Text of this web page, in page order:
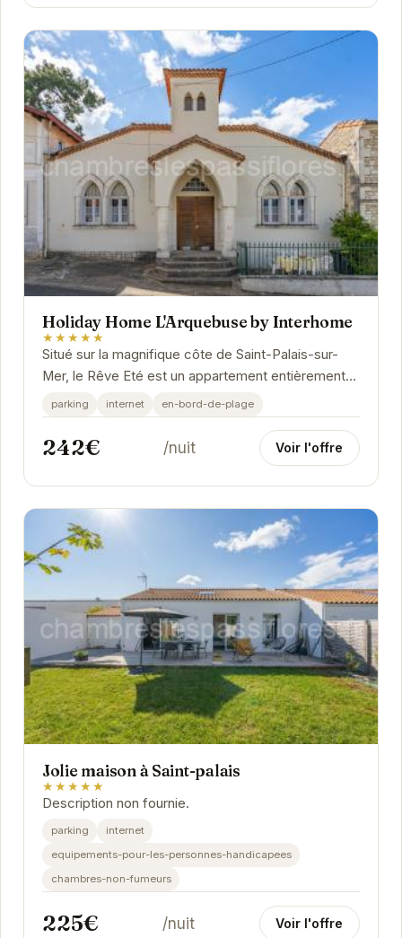
Holiday Home L'Arquebuse by Interhome
★★★★★
Situé sur la magnifique côte de Saint-Palais-sur-
Mer, le Rêve Eté est un appartement entièrement
rénové offrant un cadre idéal pour des...
parking internet en-bord-de-plage
242€ /nuit Voir l'offre
Jolie maison à Saint-palais
★★★★★
Description non fournie.
parking
internet
equipements-pour-les-personnes-handicapees
chambres-non-fumeurs
225€ /nuit Voir l'offre